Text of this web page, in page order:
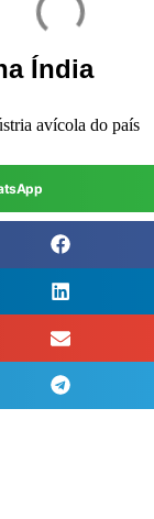
Índia
avícola do país